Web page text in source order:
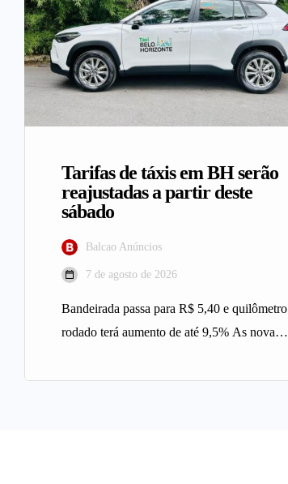
Tarifas de táxis em BH serão
reajustadas a partir deste
sábado
Balcao Anúncios
7 de agosto de 2026
Bandeirada passa para R$ 5,40 e quilômetro
rodado terá aumento de até 9,5% As novas